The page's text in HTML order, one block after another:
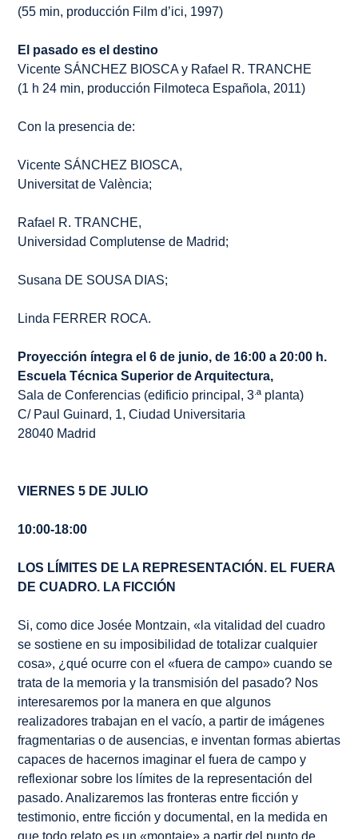
(55 min, producción Film d’ici, 1997)
El pasado es el destino
Vicente SÁNCHEZ BIOSCA y Rafael R. TRANCHE
(1 h 24 min, producción Filmoteca Española, 2011)
Con la presencia de:
Vicente SÁNCHEZ BIOSCA,
Universitat de València;
Rafael R. TRANCHE,
Universidad Complutense de Madrid;
Susana DE SOUSA DIAS;
Linda FERRER ROCA.
Proyección íntegra el 6 de junio, de 16:00 a 20:00 h.
Escuela Técnica Superior de Arquitectura,
Sala de Conferencias (edificio principal, 3ª planta)
C/ Paul Guinard, 1, Ciudad Universitaria
28040 Madrid
VIERNES 5 DE JULIO
10:00-18:00
LOS LÍMITES DE LA REPRESENTACIÓN. EL FUERA
DE CUADRO. LA FICCIÓN
Si, como dice Josée Montzain, «la vitalidad del cuadro
se sostiene en su imposibilidad de totalizar cualquier
cosa», ¿qué ocurre con el «fuera de campo» cuando se
trata de la memoria y la transmisión del pasado? Nos
interesaremos por la manera en que algunos
realizadores trabajan en el vacío, a partir de imágenes
fragmentarias o de ausencias, e inventan formas abiertas
capaces de hacernos imaginar el fuera de campo y
reflexionar sobre los límites de la representación del
pasado. Analizaremos las fronteras entre ficción y
testimonio, entre ficción y documental, en la medida en
que todo relato es un «montaje» a partir del punto de